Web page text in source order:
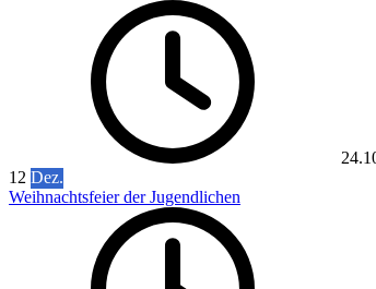
12 Dez.
Weihnachtsfeier der Jugendlichen